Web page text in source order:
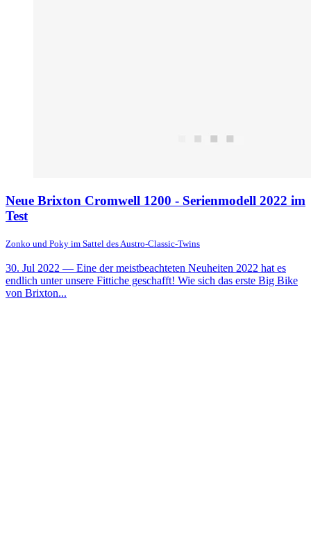
Neue Brixton Cromwell 1200 - Serienmodell 2022 im
Test
Zonko und Poky im Sattel des Austro-Classic-Twins
30. Jul 2022 — Eine der meistbeachteten Neuheiten 2022 hat es
endlich unter unsere Fittiche geschafft! Wie sich das erste Big Bike
von Brixton...